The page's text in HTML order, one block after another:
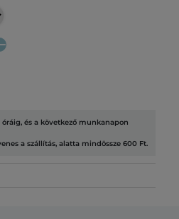
és a következő munkanapon
a szállítás, alatta mindössze 600 Ft.